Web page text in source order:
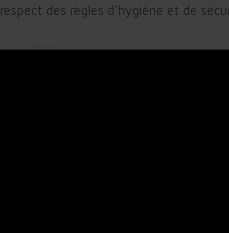
respect des règles d’hygiène et de